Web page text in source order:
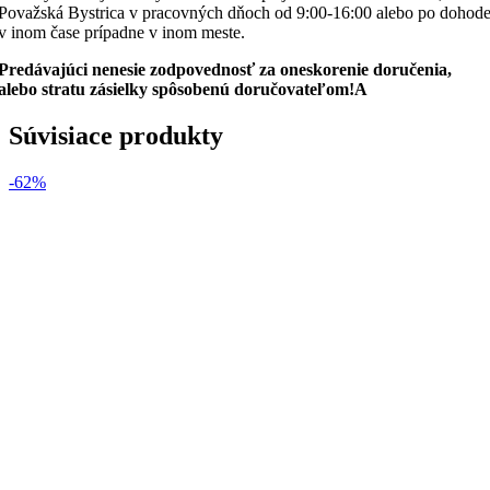
Bystrica v pracovných dňoch od 9:00-16:00 alebo po dohode
inom čase prípadne v inom meste.
nenesie zodpovednosť za oneskorenie doručenia,
stratu zásielky spôsobenú doručovateľom!A
Súvisiace produkty
-62%